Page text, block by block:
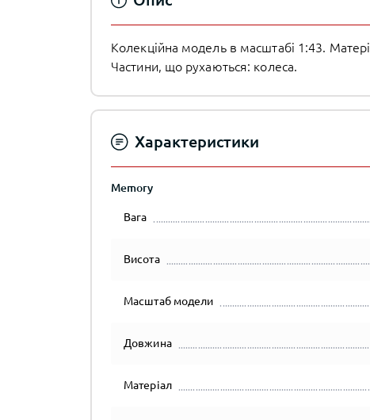
Колекційна модель в масштабі 1:43.
Частини, що рухаються: колеса.
Характеристики
Memory
Вага
Висота
Масштаб модели
Довжина
Матеріал